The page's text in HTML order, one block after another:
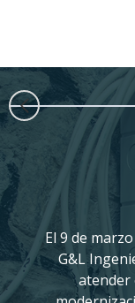
El 9 de
G&L
atender